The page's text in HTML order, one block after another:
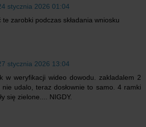
stycznia 2026 01:04
zarobki podczas składania wniosku
stycznia 2026 13:04
w weryfikacji wideo dowodu. zakladalem 2
udalo, teraz dosłownie to samo. 4 ramki
się zielone.... NIGDY.